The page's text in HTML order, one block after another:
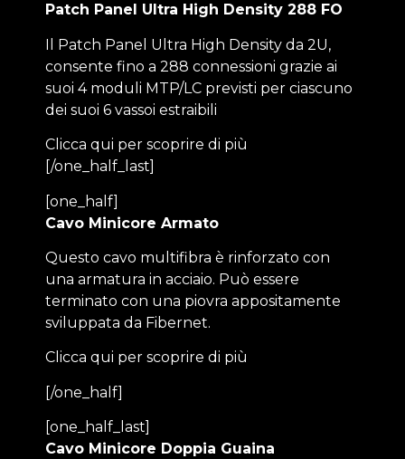
Patch Panel Ultra High Density 288 FO
Il Patch Panel Ultra High Density da 2U,
consente fino a 288 connessioni grazie ai
suoi 4 moduli MTP/LC previsti per ciascuno
dei suoi 6 vassoi estraibili
Clicca qui per scoprire di più
[/one_half_last]
[one_half]
Cavo Minicore Armato
Questo cavo multifibra è rinforzato con
una armatura in acciaio. Può essere
terminato con una piovra appositamente
sviluppata da Fibernet.
Clicca qui per scoprire di più
[/one_half]
[one_half_last]
Cavo Minicore Doppia Guaina